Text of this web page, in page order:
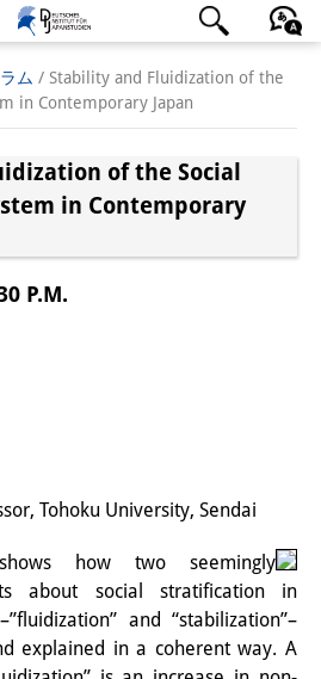
ーム
要
日本語 English Deutsch
ム / Stability and Fluidization of the
in Contemporary Japan
of the Social
in Contemporary
P.M.
Tohoku University, Sendai
how two seemingly
about social stratification in
and “stabilization”–
explained in a coherent way. A